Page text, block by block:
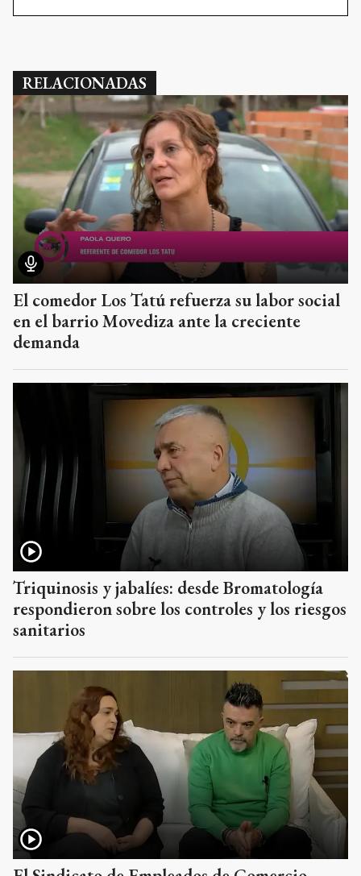
RELACIONADAS
El comedor Los Tatú refuerza su labor social
en el barrio Movediza ante la creciente
demanda
Triquinosis y jabalíes: desde Bromatología
respondieron sobre los controles y los riesgos
sanitarios